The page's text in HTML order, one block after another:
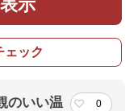
示
ェック
のいい温
0